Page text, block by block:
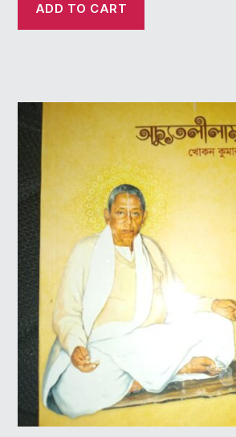
ADD TO CART